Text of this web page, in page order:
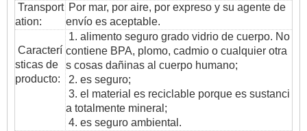
Transport
ation:
Por mar, por aire, por expreso y su agente de
envío es aceptable.
Caracterí
sticas de
producto:
1. alimento seguro grado vidrio de cuerpo. No
contiene BPA, plomo, cadmio o cualquier otra
s cosas dañinas al cuerpo humano;
2. es seguro;
3. el material es reciclable porque es sustanci
a totalmente mineral;
4. es seguro ambiental.